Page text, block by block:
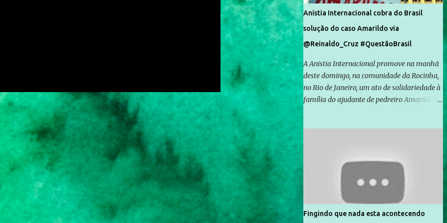
Anistia Internacional cobra do Brasil
solução do caso Amarildo via
@Reinaldo_Cruz #QuestãoBrasil
A Anistia Internacional promove na manhã
deste domingo, na comunidade da Rocinha,
no Rio de Janeiro, um ato de solidariedade à
família do ajudante de pedreiro Amarildo de
Rocinha. A assessora de Direitos Humanos
da Anistia Internacional, Renata Neder, disse
à Agência Brasil que ações e atividades de
mobilização são feitas normalmente pela
organização não governamental. As ações
de solidariedade são promovidas em apoio
Fingindo que nada esta acontecendo